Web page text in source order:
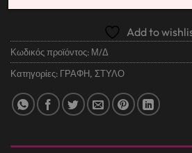
Add to
Κωδικός προϊόντος: Μ/Δ
Κατηγορίες: ΓΡΑΦΗ, ΣΤΥΛΟ